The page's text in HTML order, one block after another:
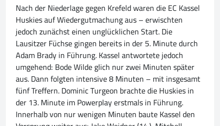
Nach der Niederlage gegen Krefeld waren die EC Kassel
Huskies auf Wiedergutmachung aus – erwischten
jedoch zunächst einen unglücklichen Start. Die
Lausitzer Füchse gingen bereits in der 5. Minute durch
Adam Brady in Führung. Kassel antwortete jedoch
umgehend: Bode Wilde glich nur zwei Minuten später
aus. Dann folgten intensive 8 Minuten – mit insgesamt
fünf Treffern. Dominic Turgeon brachte die Huskies in
der 13. Minute im Powerplay erstmals in Führung.
Innerhalb von nur wenigen Minuten baute Kassel den